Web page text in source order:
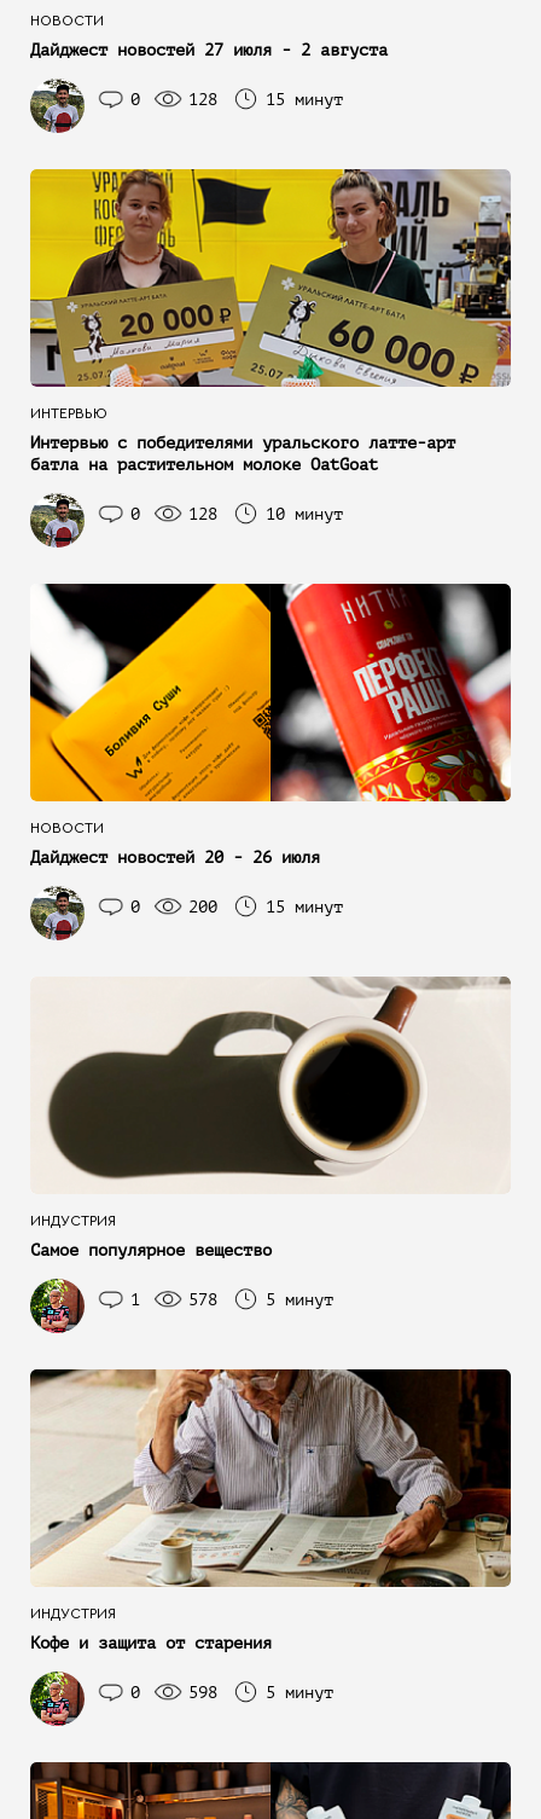
НОВОСТИ
Дайджест новостей 27 июля - 2 августа
0 128 15 минут
ИНТЕРВЬЮ
Интервью с победителями уральского латте-арт
батла на растительном молоке OatGoat
0 128 10 минут
НОВОСТИ
Дайджест новостей 20 - 26 июля
0 200 15 минут
ИНДУСТРИЯ
Самое популярное вещество
1 578 5 минут
ИНДУСТРИЯ
Кофе и защита от старения
0 598 5 минут